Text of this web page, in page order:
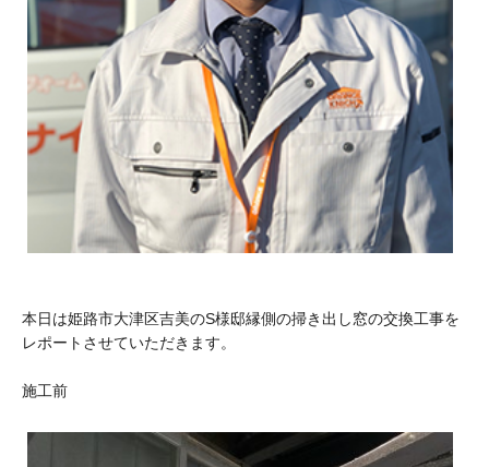
本日は姫路市大津区吉美のS様邸縁側の掃き出し窓の交換工事を
レポートさせていただきます。
施工前